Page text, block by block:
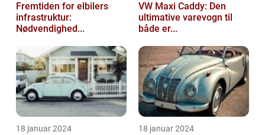
Fremtiden for elbilers
infrastruktur:
Nødvendighed...
VW Maxi Caddy: Den
ultimative varevogn til
både er...
18 januar 2024 18 januar 2024